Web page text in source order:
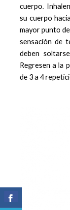
cuerpo.
su cuerpo
mayor punto
sensación de
deben
Regresen a la
de 3 a 4